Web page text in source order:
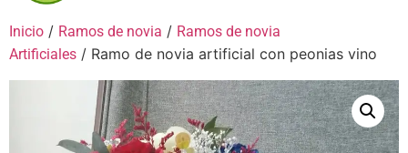
Inicio / Ramos de novia / Ramos de novia
Artificiales / Ramo de novia artificial con peonias vino